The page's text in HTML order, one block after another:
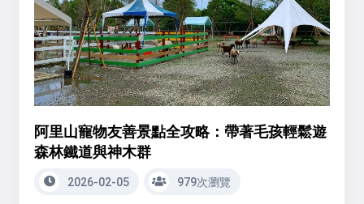
阿里山寵物友善景點全攻略：帶著毛孩輕鬆遊
森林鐵道與神木群
2026-02-05 979次瀏覽